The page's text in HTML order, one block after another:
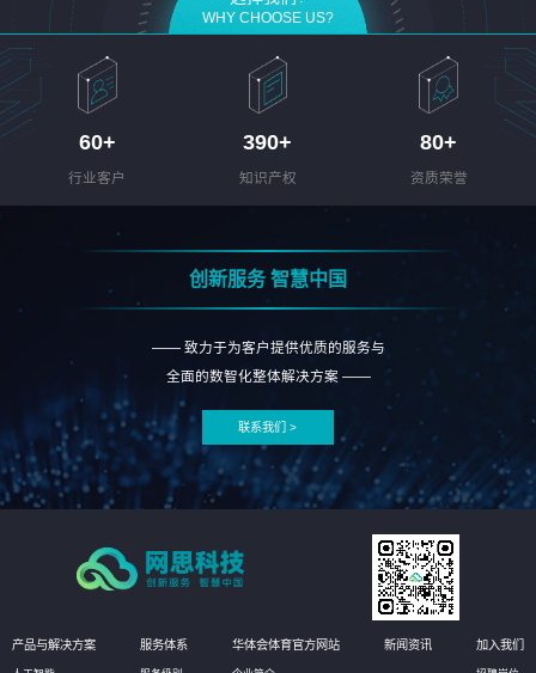
WHY CHOOSE US?
60+
行业客户
390+
知识产权
80+
资质荣誉
创新服务 智慧中国
—— 致力于为客户提供优质的服务与
全面的数智化整体解决方案 ——
联系我们 >
产品与解决方案 服务体系 华体会体育官方网站 新闻资讯 加入我们